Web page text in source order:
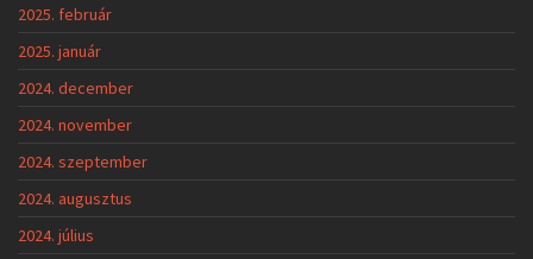
2025. február
2025. január
2024. december
2024. november
2024. szeptember
2024. augusztus
2024. július